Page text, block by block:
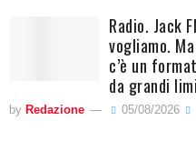
Radio. Jack
vogliamo.
c’è un
da grandi
by Redazione 05/08/2026